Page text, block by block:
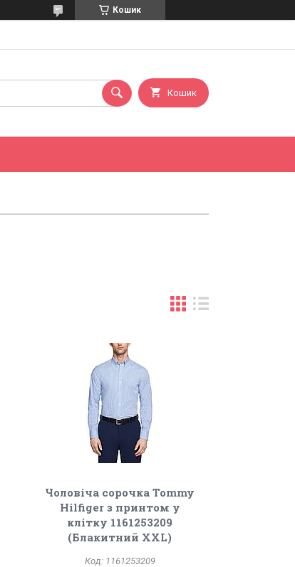
Кошик
Кошик
Чоловіча сорочка Tommy
Hilfiger з принтом у
клітку 1161253209
(Блакитний XXL)
1161253209